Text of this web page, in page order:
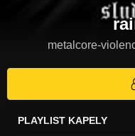
metalcore-
PLAYLIST KAPELY